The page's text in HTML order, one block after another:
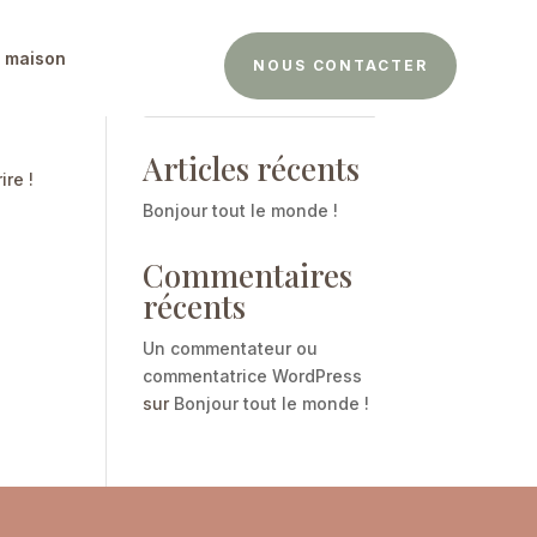
NOUS CONTACTER
! Articles récents
Bonjour tout le monde !
Commentaires
récents
Un commentateur ou
commentatrice WordPress
sur Bonjour tout le monde !